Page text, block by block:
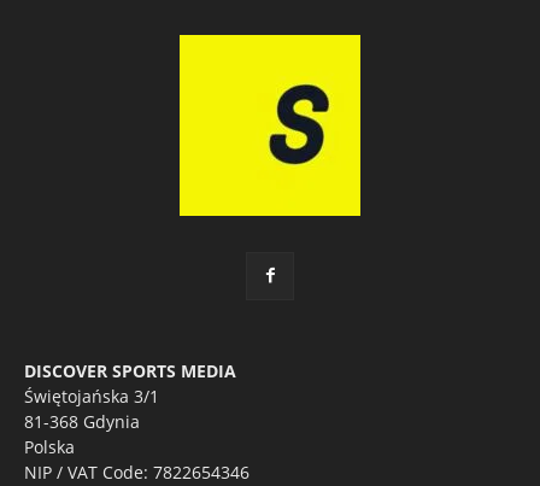
DISCOVER SPORTS MEDIA
Świętojańska 3/1
81-368 Gdynia
Polska
NIP / VAT Code: 7822654346